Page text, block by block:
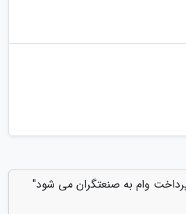
وام به صنعتگران می شود"